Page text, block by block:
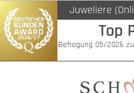
Juweliere
Top
Befragung 05/2026